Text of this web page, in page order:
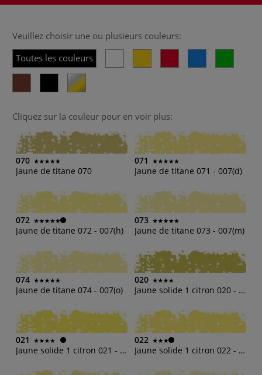
Veuillez choisir une ou plusieurs couleurs:
Toutes les couleurs
Cliquez sur la couleur pour en voir plus:
070
Jaune de titane 070
071
Jaune de titane 071 - 007(d)
072
Jaune de titane 072 - 007(h)
073
Jaune de titane 073 - 007(m)
074
Jaune de titane 074 - 007(o)
020
Jaune solide 1 citron 020 - 002(b)
021
Jaune solide 1 citron 021 - 002(d)
022
Jaune solide 1 citron 022 - 002(h)